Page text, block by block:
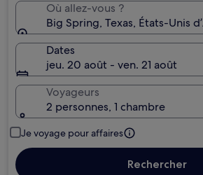
Où allez-vous ?
Big Spring, Texas, États-Unis
Dates
jeu. 20 août - ven. 21 août
Voyageurs
2 personnes, 1 chambre
Je voyage pour affaires
Rechercher